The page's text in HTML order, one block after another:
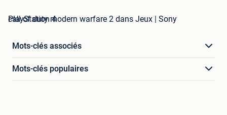
call of duty modern warfare 2 dans Jeux | Sony PlayStation 4
Mots-clés associés
Mots-clés populaires